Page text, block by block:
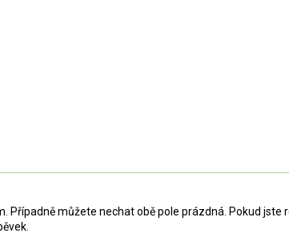
můžete nechat obě pole prázdná. Pokud